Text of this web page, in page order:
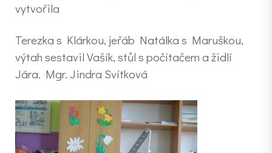
vytvořila
Terezka s Klárkou, jeřáb Natálka s Maruškou,
výtah sestavil Vašík, stůl s počítačem a židlí
Jára. Mgr. Jindra Svítková